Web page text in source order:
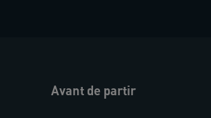
Avant de partir